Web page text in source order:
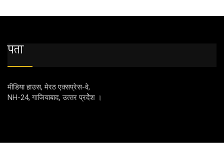
पता
मीडिया हाउस, मेरठ एक्‍सप्रेस-वे,
NH-24, गाजियाबाद, उत्‍तर प्रदेेेेश ।